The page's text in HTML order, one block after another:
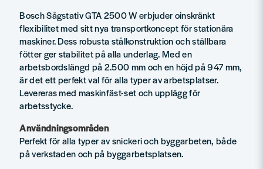
Bosch Sågstativ GTA 2500 W erbjuder oinskränkt
flexibilitet med sitt nya transportkoncept för stationära
maskiner. Dess robusta stålkonstruktion och ställbara
fötter ger stabilitet på alla underlag. Med en
arbetsbordslängd på 2.500 mm och en höjd på 947 mm,
är det ett perfekt val för alla typer av arbetsplatser.
Levereras med maskinfäst-set och upplägg för
arbetsstycke.
Användningsområden
Perfekt för alla typer av snickeri och byggarbeten, både
på verkstaden och på byggarbetsplatsen.